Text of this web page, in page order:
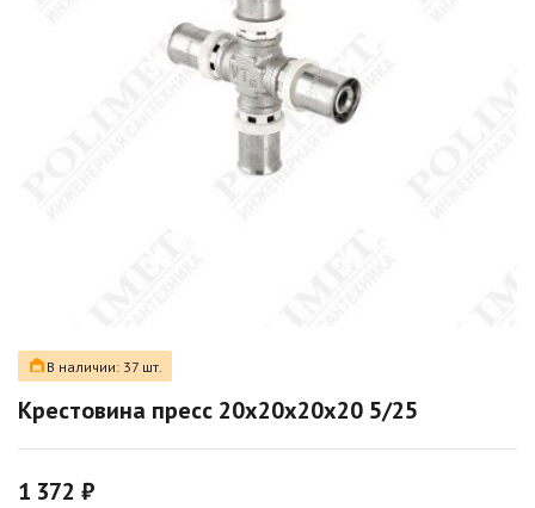
В наличии: 37 шт.
Крестовина пресс 20х20х20х20 5/25
1 372 ₽